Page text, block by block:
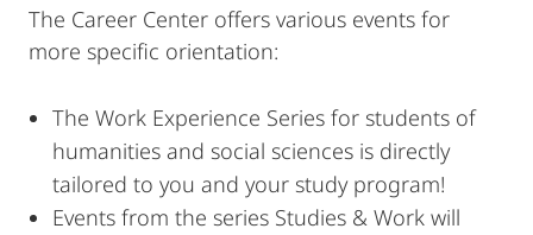
The Career Center offers various events for
more specific orientation:
The Work Experience Series for students of
humanities and social sciences is directly
tailored to you and your study program!
Events from the series Studies & Work will